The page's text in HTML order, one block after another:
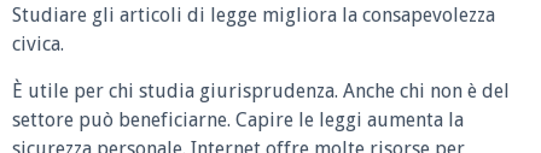
Studiare gli articoli di legge migliora la consapevolezza
civica.
È utile per chi studia giurisprudenza. Anche chi non è del
settore può beneficiarne. Capire le leggi aumenta la